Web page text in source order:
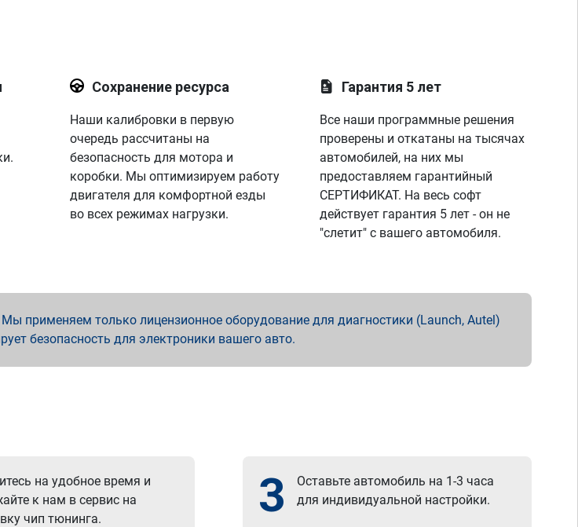
Сохранение ресурса
Наши калибровки в первую
очередь рассчитаны на
безопасность для мотора и
коробки. Мы оптимизируем работу
двигателя для комфортной езды
во всех режимах нагрузки.
Гарантия 5 лет
Все наши программные решения
проверены и откатаны на тысячах
автомобилей, на них мы
предоставляем гарантийный
СЕРТИФИКАТ. На весь софт
действует гарантия 5 лет - он не
"слетит" с вашего автомобиля.
применяем только лицензионное оборудование для диагностики (Launch, Autel)
безопасность для электроники вашего авто.
на удобное время и
к нам в сервис на
чип тюнинга.
3
Оставьте автомобиль на 1-3 часа
для индивидуальной настройки.